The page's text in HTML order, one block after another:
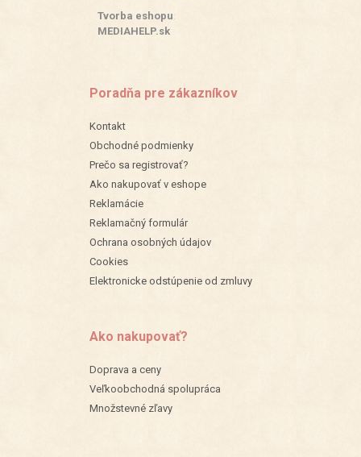
Tvorba eshopu:
MEDIAHELP.sk
Poradňa pre zákazníkov
Kontakt
Obchodné podmienky
Prečo sa registrovať?
Ako nakupovať v eshope
Reklamácie
Reklamačný formulár
Ochrana osobných údajov
Cookies
Elektronicke odstúpenie od zmluvy
Ako nakupovať?
Doprava a ceny
Veľkoobchodná spolupráca
Množstevné zľavy